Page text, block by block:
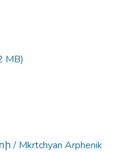
MB)
Mkrtchyan Arphenik